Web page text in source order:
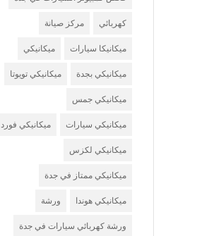
كهربائي مركز صيانة
ميكانيكا سيارات ميكانيكي
ميكانيكي بجدة ميكانيكي تويوتا
ميكانيكي جمس
ميكانيكي سيارات ميكانيكي فورد
ميكانيكي لكزس
ميكانيكي ممتاز في جدة
ميكانيكي هوندا ورشة
ورشة كهربائي سيارات في جدة